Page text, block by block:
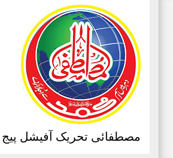
مصطفائی تحریک آفیشل پیج